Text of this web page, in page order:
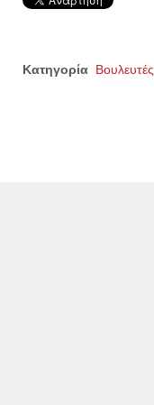
Κατηγορία Βουλευτές